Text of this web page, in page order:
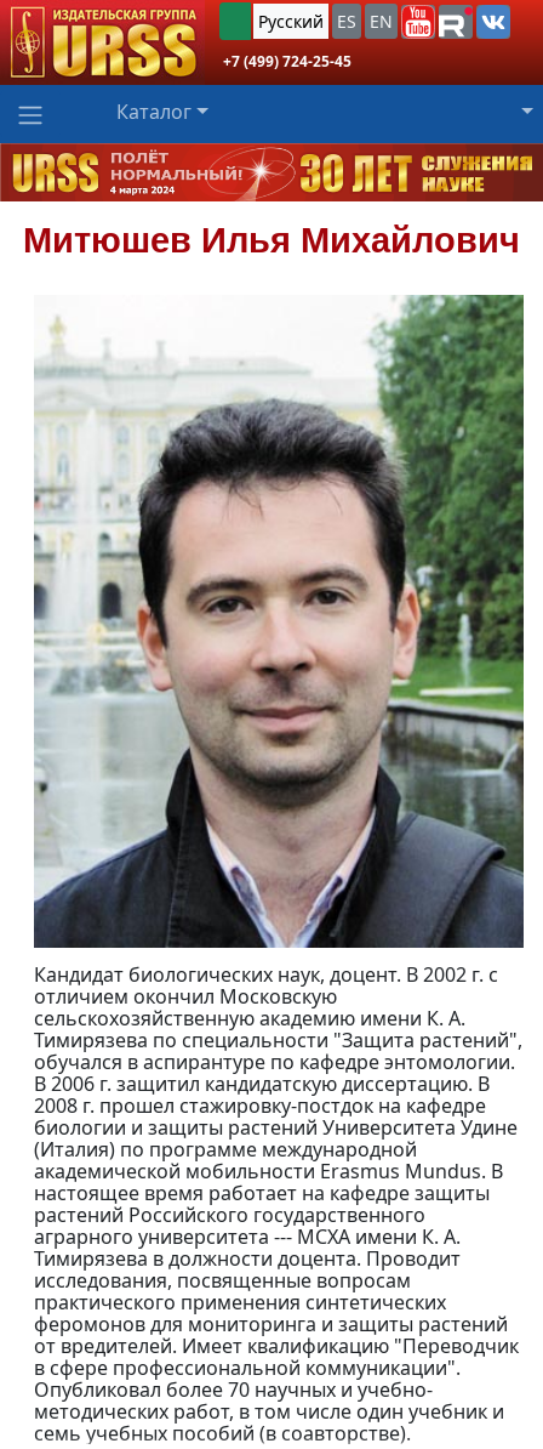
Русский ES EN
+7 (499) 724-25-45
Каталог
Митюшев Илья Михайлович
Кандидат биологических наук, доцент. В 2002 г. с
отличием окончил Московскую
сельскохозяйственную академию имени К. А.
Тимирязева по специальности "Защита растений",
обучался в аспирантуре по кафедре энтомологии.
В 2006 г. защитил кандидатскую диссертацию. В
2008 г. прошел стажировку-постдок на кафедре
биологии и защиты растений Университета Удине
(Италия) по программе международной
академической мобильности Erasmus Mundus. В
настоящее время работает на кафедре защиты
растений Российского государственного
аграрного университета --- МСХА имени К. А.
Тимирязева в должности доцента. Проводит
исследования, посвященные вопросам
практического применения синтетических
феромонов для мониторинга и защиты растений
от вредителей. Имеет квалификацию "Переводчик
в сфере профессиональной коммуникации".
Опубликовал более 70 научных и учебно-
методических работ, в том числе один учебник и
семь учебных пособий (в соавторстве).